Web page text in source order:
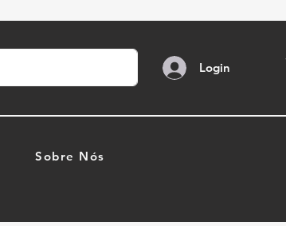
Login
Sobre Nós